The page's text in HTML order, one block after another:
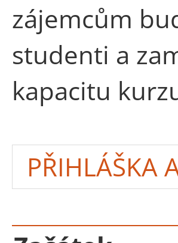
zájemcům
studenti a
kapacitu
PŘIHLÁŠKA